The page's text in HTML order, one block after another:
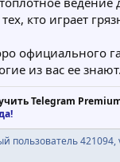
кто играет
официального
из вас ее знают.
Telegram
пользователь 421094,